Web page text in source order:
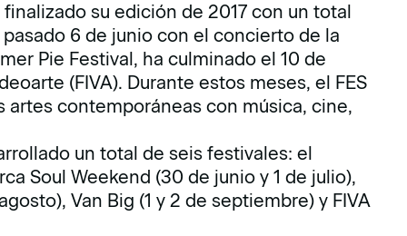
finalizado su edición de 2017 con un total
6 de junio con el concierto de la
Pie Festival, ha culminado el 10 de
(FIVA). Durante estos meses, el FES
artes contemporáneas con música, cine,
un total de seis festivales: el
Soul Weekend (30 de junio y 1 de julio),
Van Big (1 y 2 de septiembre) y FIVA